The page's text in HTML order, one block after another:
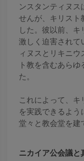
ンスタンティヌス
せんが、キリスト
した。彼以前、
激しく迫害されて
ィヌスとリキニウ
ト教を含むあら
た。
これによって、キ
を実践できるよう
堂々と教会堂を建
ニカイア公会議と